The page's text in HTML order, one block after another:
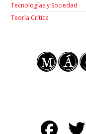
Tecnologías y Sociedad
Teoría Crítica